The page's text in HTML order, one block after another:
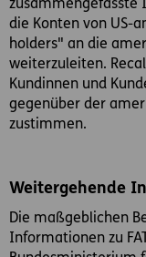
zusammengefasste
die Konten von US-
holders" an die
weiterzuleiten.
Kundinnen und
gegenüber der
zustimmen.
Weitergehende
Die maßgeblichen
Informationen zu